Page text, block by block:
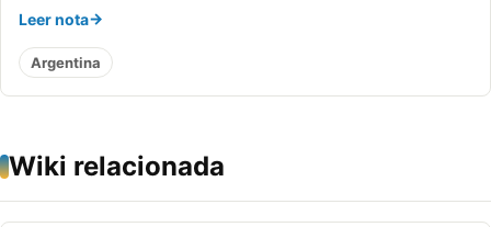
Leer nota
Argentina
Wiki relacionada